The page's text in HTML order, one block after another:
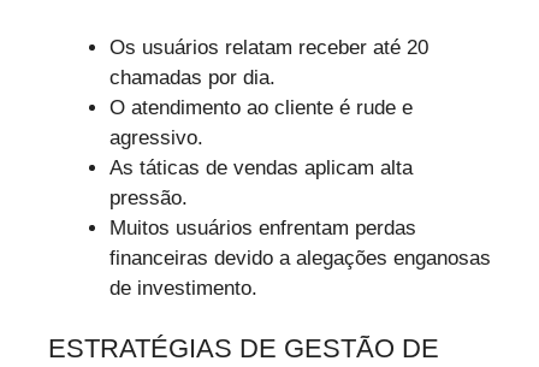
Os usuários relatam receber até 20
chamadas por dia.
O atendimento ao cliente é rude e
agressivo.
As táticas de vendas aplicam alta
pressão.
Muitos usuários enfrentam perdas
financeiras devido a alegações enganosas
de investimento.
ESTRATÉGIAS DE GESTÃO DE